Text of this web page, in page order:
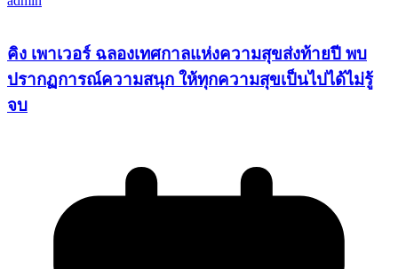
คิง เพาเวอร์ ฉลองเทศกาลแห่งความสุขส่งท้ายปี พบ
ปรากฏการณ์ความสนุก ให้ทุกความสุขเป็นไปได้ไม่รู้
จบ